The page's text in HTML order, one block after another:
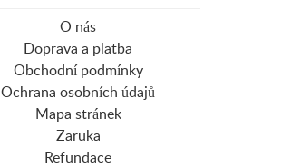
O nás
Doprava a platba
Obchodní podmínky
Ochrana osobních údajů
Mapa stránek
Zaruka
Refundace